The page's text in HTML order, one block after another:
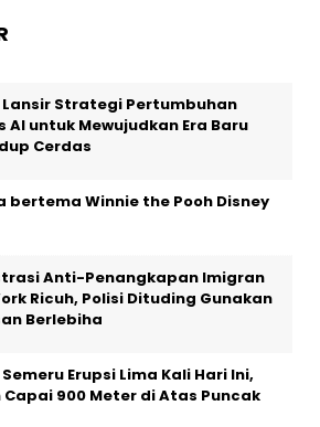
Lansir Strategi Pertumbuhan
AI untuk Mewujudkan Era Baru
Cerdas
bertema Winnie the Pooh Disney
Anti-Penangkapan Imigran
Ricuh, Polisi Dituding Gunakan
Berlebiha
Erupsi Lima Kali Hari Ini,
Capai 900 Meter di Atas Puncak